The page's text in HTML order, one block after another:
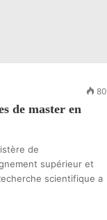
80
de master en
de
supérieur et
scientifique a